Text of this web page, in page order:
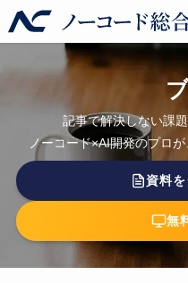
記事で解決しない課
ノーコード×AI開発のプロ
資料
無